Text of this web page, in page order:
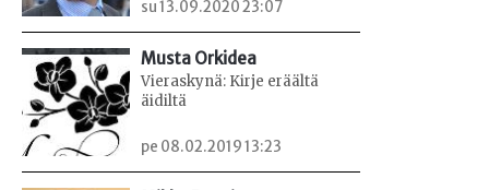
su 13.09.2020 23:07
Musta Orkidea
Vieraskynä: Kirje eräältä
äidiltä
pe 08.02.2019 13:23